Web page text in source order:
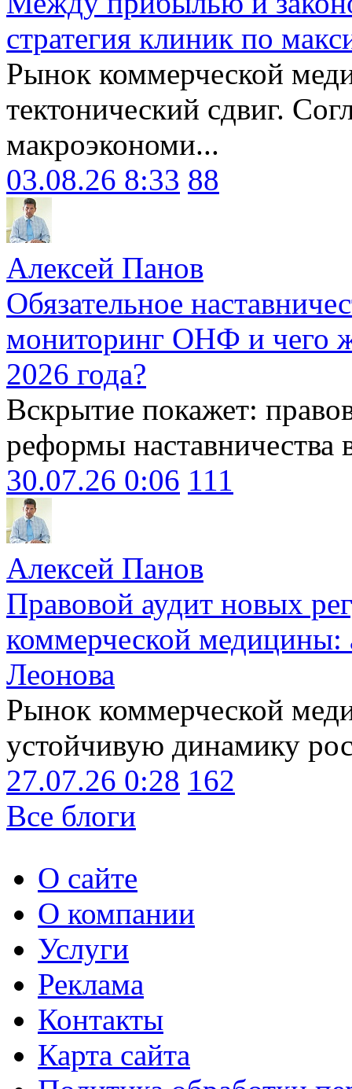
стратегия клиник по
Рынок коммерческой
тектонический сдвиг.
макроэкономи...
03.08.26 8:33 88
Алексей Панов
Обязательное
мониторинг ОНФ и чего
2026 года?
Вскрытие покажет:
реформы наставничества
30.07.26 0:06 111
Алексей Панов
Правовой аудит новых
коммерческой медицины:
Леонова
Рынок коммерческой
устойчивую динамику
27.07.26 0:28 162
Все блоги
О сайте
О компании
Услуги
Реклама
Контакты
Карта сайта